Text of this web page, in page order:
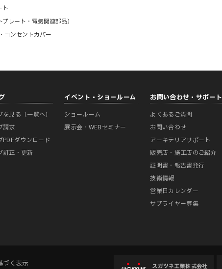
ト
レート・電気関連部品）
コンセントカバー
見る（一覧へ）
請求
PDFダウンロード
訂正・更新
イベント・ショールーム
ショールーム
展示会・WEBセミナー
お問い合わせ・サポート
よくあるご質問
お問い合わせ
アーキテリアサポート
販売店・施工店のご紹介
証明書・報告書発行
技術情報
営業日カレンダー
サプライヤー募集
づく表示 スガツネ工業株式会社